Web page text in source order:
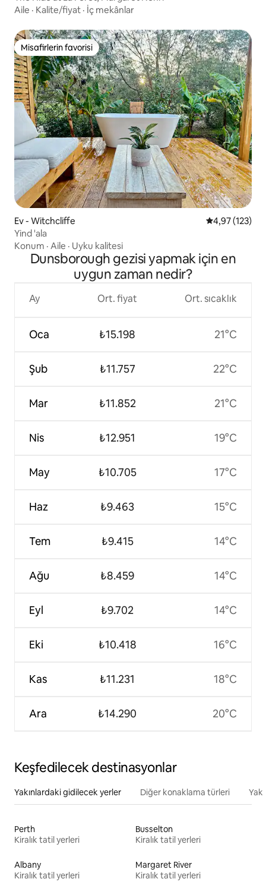
Aile · Kalite/fiyat · İç mekânlar
Misafirlerin favorisi
Misafirlerin favorisi
Ev - Witchcliffe 5 üzerinden
4,97 (123)
Yind 'ala
Konum · Aile · Uyku kalitesi
Dunsborough gezisi yapmak için en
uygun zaman nedir?
Ay
Oca
Şub
Mar
Nis
May
Haz
Tem
Ağu
Eyl
Eki
Kas
Ara
Ort. fiyat
₺15.198
₺11.757
₺11.852
₺12.951
₺10.705
₺9.463
₺9.415
₺8.459
₺9.702
₺10.418
₺11.231
₺14.290
Ort. sıcaklık
21°C
22°C
21°C
19°C
17°C
15°C
14°C
14°C
14°C
16°C
18°C
20°C
Keşfedilecek destinasyonlar
Yakınlardaki gidilecek yerler Diğer konaklama türleri
Perth
Kiralık tatil yerleri
Busselton
Kiralık tatil yerleri
Albany
Kiralık tatil yerleri
Margaret River
Kiralık tatil yerleri